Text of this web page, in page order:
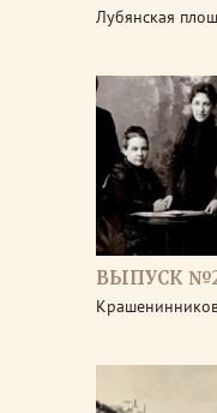
Лубянская
ВЫПУСК